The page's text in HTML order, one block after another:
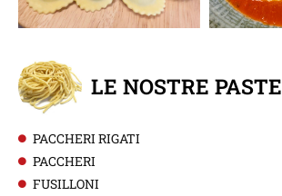
LE NOSTRE PASTE
PACCHERI RIGATI
PACCHERI
FUSILLONI